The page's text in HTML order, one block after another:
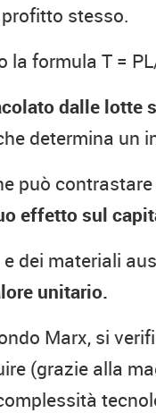
stesso.
formula T =
dalle lotte
determina un
può
effetto sul
dei materiali
unitario.
Marx, si
(grazie alla